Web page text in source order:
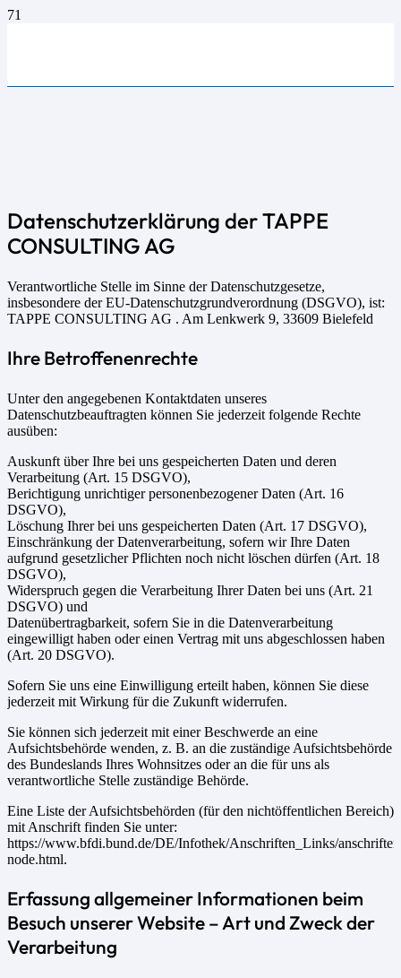
Datenschutzerklärung der TAPPE
CONSULTING AG
Verantwortliche Stelle im Sinne der Datenschutzgesetze,
insbesondere der EU-Datenschutzgrundverordnung (DSGVO), ist:
TAPPE CONSULTING AG . Am Lenkwerk 9, 33609 Bielefeld
Ihre Betroffenenrechte
Unter den angegebenen Kontaktdaten unseres
Datenschutzbeauftragten können Sie jederzeit folgende Rechte
ausüben:
Auskunft über Ihre bei uns gespeicherten Daten und deren
Verarbeitung (Art. 15 DSGVO),
Berichtigung unrichtiger personenbezogener Daten (Art. 16
DSGVO),
Löschung Ihrer bei uns gespeicherten Daten (Art. 17 DSGVO),
Einschränkung der Datenverarbeitung, sofern wir Ihre Daten
aufgrund gesetzlicher Pflichten noch nicht löschen dürfen (Art. 18
DSGVO),
Widerspruch gegen die Verarbeitung Ihrer Daten bei uns (Art. 21
DSGVO) und
Datenübertragbarkeit, sofern Sie in die Datenverarbeitung
eingewilligt haben oder einen Vertrag mit uns abgeschlossen haben
(Art. 20 DSGVO).
Sofern Sie uns eine Einwilligung erteilt haben, können Sie diese
jederzeit mit Wirkung für die Zukunft widerrufen.
Sie können sich jederzeit mit einer Beschwerde an eine
Aufsichtsbehörde wenden, z. B. an die zuständige Aufsichtsbehörde
des Bundeslands Ihres Wohnsitzes oder an die für uns als
verantwortliche Stelle zuständige Behörde.
Eine Liste der Aufsichtsbehörden (für den nichtöffentlichen Bereich)
mit Anschrift finden Sie unter:
https://www.bfdi.bund.de/DE/Infothek/Anschriften_Links/
node.html.
Erfassung allgemeiner Informationen beim
Besuch unserer Website – Art und Zweck der
Verarbeitung